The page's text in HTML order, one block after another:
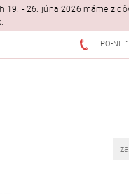
19. - 26. júna 2026 máme z
PO-NE